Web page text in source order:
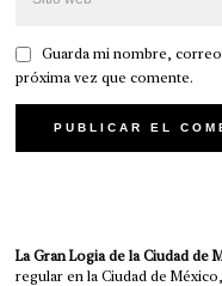
Guarda mi nombre,
próxima vez que comente.
La Gran Logia de la Ciudad de
regular en la Ciudad de